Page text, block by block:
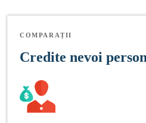
COMPARAȚII
Credite nevoi